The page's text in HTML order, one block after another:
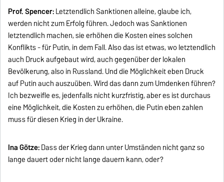
Prof. Spencer:Letztendlich Sanktionen alleine, glaube ich,
werden nicht zum Erfolg führen. Jedoch was Sanktionen
letztendlich machen, sie erhöhen die Kosten eines solchen
Konflikts - für Putin, in dem Fall. Also das ist etwas, wo letztendlich
auch Druck aufgebaut wird, auch gegenüber der lokalen
Bevölkerung, also in Russland. Und die Möglichkeit eben Druck
auf Putin auch auszuüben. Wird das dann zum Umdenken führen?
Ich bezweifle es, jedenfalls nicht kurzfristig, aber es ist durchaus
eine Möglichkeit, die Kosten zu erhöhen, die Putin eben zahlen
muss für diesen Krieg in der Ukraine.
Ina Götze:Dass der Krieg dann unter Umständen nicht ganz so
lange dauert oder nicht lange dauern kann, oder?